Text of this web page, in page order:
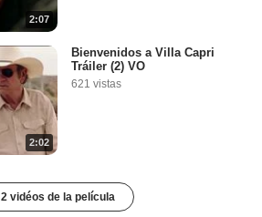
2:07
2:02
Bienvenidos a Villa Capri
Tráiler (2) VO
621 vistas
2 vidéos de la película